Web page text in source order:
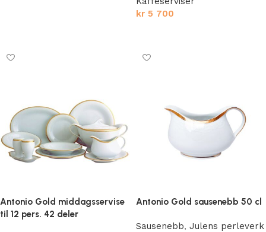
kr 5 700
Antonio Gold middagsservise
til 12 pers. 42 deler
Antonio Gold sausenebb 50 cl
Sausenebb, Julens perleverk